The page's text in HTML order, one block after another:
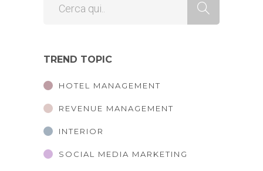
TREND TOPIC
HOTEL MANAGEMENT
REVENUE MANAGEMENT
INTERIOR
SOCIAL MEDIA MARKETING